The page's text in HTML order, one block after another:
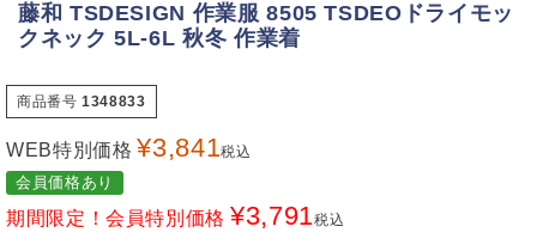
藤和 TSDESIGN 作業服 8505 TSDEOドライモッ
クネック 5L-6L 秋冬 作業着
商品番号 1348833
WEB特別価格 ¥3,841税込
会員価格あり
期間限定！会員特別価格 ¥3,791税込